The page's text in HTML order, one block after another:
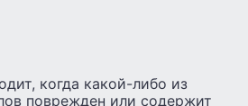
когда какой-либо из
поврежден или содержит